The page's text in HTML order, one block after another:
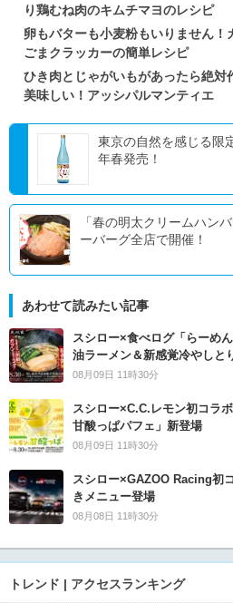
り鶏むね肉のキムチマヨのレシピ
卵もバターも小麦粉もいりません
ごまクラッカーの簡単レシピ
ひき肉とじゃがいもがあったら絶対
美味しい！アッシパルマンティエ
東京の自然を感じる限
年春発売！
「春の明太クリームハン
ーバーグ全店で開催！
あわせて読みたい記事
スシロー×食べログ「らーめ
油ラーメン＆新感覚冷やしと
08月09日 11時30分
スシロー×C.C.レモン初コラ
甘酸っぱパフェ」新登場
08月09日 11時30分
スシロー×GAZOO Racing初
きメニュー登場
08月08日 11時30分
トレンド | アクセスランキング